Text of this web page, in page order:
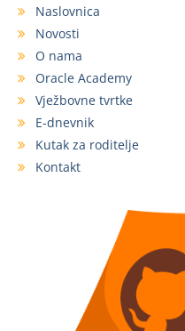
Naslovnica
Novosti
O nama
Oracle Academy
Vježbovne tvrtke
E-dnevnik
Kutak za roditelje
Kontakt